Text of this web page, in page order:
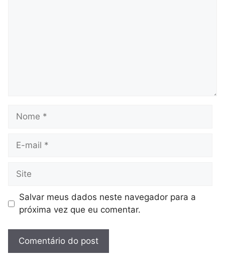
Nome
Site
Salvar meus dados neste navegador para a
próxima vez que eu comentar.